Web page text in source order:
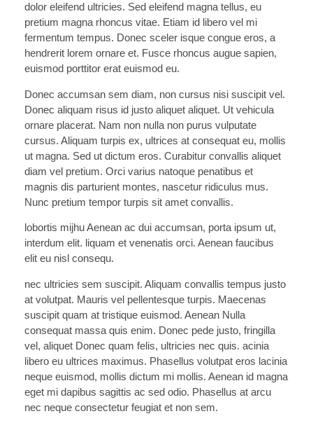
dolor eleifend ultricies. Sed eleifend magna tellus, eu
pretium magna rhoncus vitae. Etiam id libero vel mi
fermentum tempus. Donec sceler isque congue eros, a
hendrerit lorem ornare et. Fusce rhoncus augue sapien,
euismod porttitor erat euismod eu.
Donec accumsan sem diam, non cursus nisi suscipit vel.
Donec aliquam risus id justo aliquet aliquet. Ut vehicula
ornare placerat. Nam non nulla non purus vulputate
cursus. Aliquam turpis ex, ultrices at consequat eu, mollis
ut magna. Sed ut dictum eros. Curabitur convallis aliquet
diam vel pretium. Orci varius natoque penatibus et
magnis dis parturient montes, nascetur ridiculus mus.
Nunc pretium tempor turpis sit amet convallis.
lobortis mijhu Aenean ac dui accumsan, porta ipsum ut,
interdum elit. liquam et venenatis orci. Aenean faucibus
elit eu nisl consequ.
nec ultricies sem suscipit. Aliquam convallis tempus justo
at volutpat. Mauris vel pellentesque turpis. Maecenas
suscipit quam at tristique euismod. Aenean Nulla
consequat massa quis enim. Donec pede justo, fringilla
vel, aliquet Donec quam felis, ultricies nec quis. acinia
libero eu ultrices maximus. Phasellus volutpat eros lacinia
neque euismod, mollis dictum mi mollis. Aenean id magna
eget mi dapibus sagittis ac sed odio. Phasellus at arcu
nec neque consectetur feugiat et non sem.